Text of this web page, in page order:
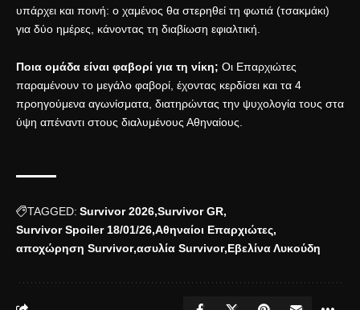
υπάρχει και ποινή: ο χαμένος θα στερηθεί τη φωτιά (τσακμάκι)
για δύο ημέρες, κάνοντας τη διαβίωση εφιαλτική.
Ποια ομάδα είναι φαβορί για τη νίκη; Οι Επαρχιώτες
παραμένουν το μεγάλο φαβορί, έχοντας κερδίσει και τα 4
προηγούμενα αγωνίσματα, διατηρώντας την ψυχολογία τους στα
ύψη απέναντι στους διαλυμένους Αθηναίους.
TAGGED: Survivor 2026 Survivor GR
Survivor Spoiler 18/01/26 Αθηναίοι Επαρχιώτες
αποχώρηση Survivor ασυλία Survivor Εβελίνα Λυκούδη